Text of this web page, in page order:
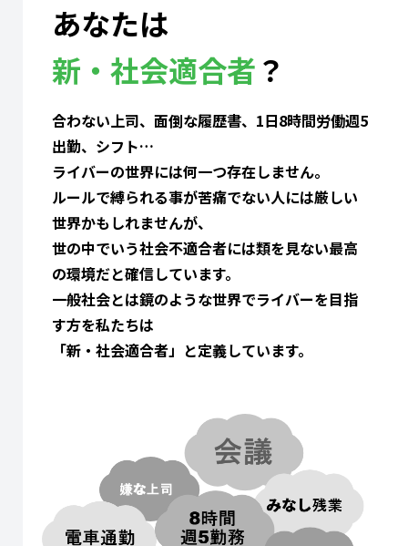
あなたは
新・社会適合者？
合わない上司、面倒な履歴書、1日8時間労働週5
出勤、シフト…
ライバーの世界には何一つ存在しません。
ルールで縛られる事が苦痛でない人には厳しい
世界かもしれませんが、
世の中でいう社会不適合者には類を見ない最高
の環境だと確信しています。
一般社会とは鏡のような世界でライバーを目指
す方を私たちは
「新・社会適合者」と定義しています。